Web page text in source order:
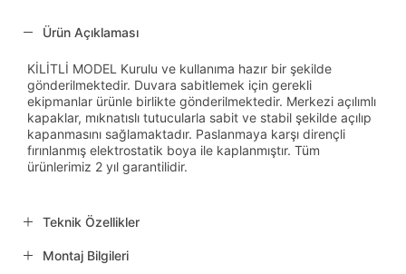
Ürün Açıklaması
KİLİTLİ MODEL Kurulu ve kullanıma hazır bir şekilde
gönderilmektedir. Duvara sabitlemek için gerekli
ekipmanlar ürünle birlikte gönderilmektedir. Merkezi açılımlı
kapaklar, mıknatıslı tutucularla sabit ve stabil şekilde açılıp
kapanmasını sağlamaktadır. Paslanmaya karşı dirençli
fırınlanmış elektrostatik boya ile kaplanmıştır. Tüm
ürünlerimiz 2 yıl garantilidir.
Teknik Özellikler
Montaj Bilgileri